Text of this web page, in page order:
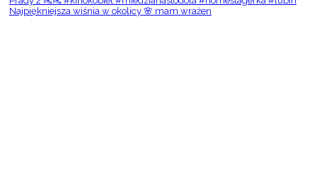
Najpiękniejsza wiśnia w okolicy 🌸 mam wrażen